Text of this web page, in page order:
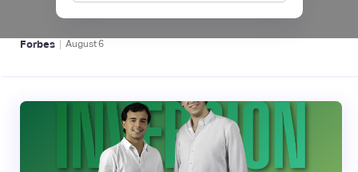
BFM 👔
Forbes | August6